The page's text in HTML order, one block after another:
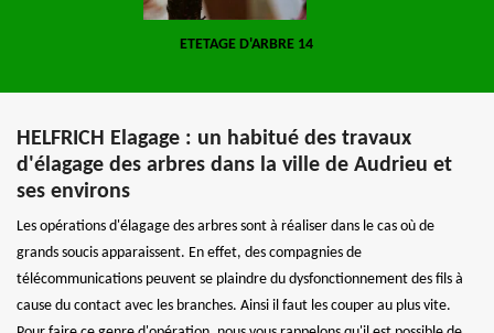
ETETAGE D'ARBRE 14
HELFRICH Elagage : un habitué des travaux
d'élagage des arbres dans la ville de Audrieu et
ses environs
Les opérations d'élagage des arbres sont à réaliser dans le cas où de
grands soucis apparaissent. En effet, des compagnies de
télécommunications peuvent se plaindre du dysfonctionnement des fils à
cause du contact avec les branches. Ainsi il faut les couper au plus vite.